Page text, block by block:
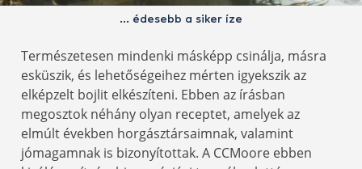
… édesebb a siker íze
Természetesen mindenki másképp csinálja, másra
esküszik, és lehetőségeihez mérten igyekszik az
elképzelt bojlit elkészíteni. Ebben az írásban
megosztok néhány olyan receptet, amelyek az
elmúlt években horgásztársaimnak, valamint
jómagamnak is bizonyítottak. A CCMoore ebben